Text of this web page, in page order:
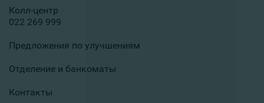
Колл-центр
022 269 999
Предложения по улучшениям
Отделение и банкоматы
Контакты